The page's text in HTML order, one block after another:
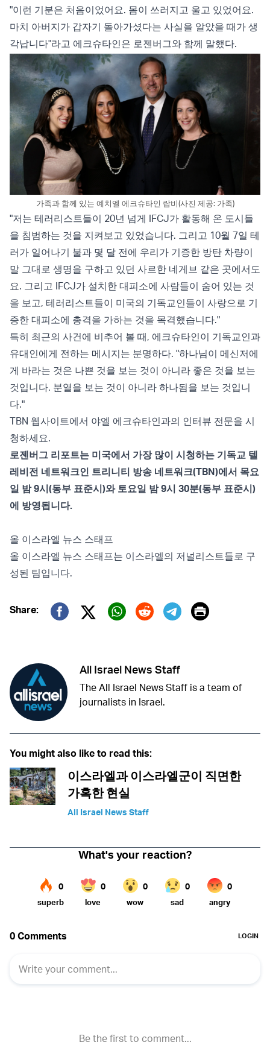
"이런 기분은 처음이었어요. 몸이 쓰러지고 울고 있었어요.
마치 아버지가 갑자기 돌아가셨다는 사실을 알았을 때가 생
각납니다"라고 에크슈타인은 로젠버그와 함께 말했다.
가족과 함께 있는 예치엘 에크슈타인 랍비(사진 제공: 가족)
"저는 테러리스트들이 20년 넘게 IFCJ가 활동해 온 도시들
을 침범하는 것을 지켜보고 있었습니다. 그리고 10월 7일 테
러가 일어나기 불과 몇 달 전에 우리가 기증한 방탄 차량이
말 그대로 생명을 구하고 있던 사르한 네게브 같은 곳에서도
요. 그리고 IFCJ가 설치한 대피소에 사람들이 숨어 있는 것
을 보고, 테러리스트들이 미국의 기독교인들이 사랑으로 기
증한 대피소에 총격을 가하는 것을 목격했습니다."
특히 최근의 사건에 비추어 볼 때, 에크슈타인이 기독교인과
유대인에게 전하는 메시지는 분명하다. "하나님이 메신저에
게 바라는 것은 나쁜 것을 보는 것이 아니라 좋은 것을 보는
것입니다. 분열을 보는 것이 아니라 하나됨을 보는 것입니
다."
TBN 웹사이트에서 야엘 에크슈타인과의 인터뷰 전문을 시
청하세요.
로젠버그 리포트는 미국에서 가장 많이 시청하는 기독교 텔
레비전 네트워크인 트리니티 방송 네트워크(TBN)에서 목요
일 밤 9시(동부 표준시)와 토요일 밤 9시 30분(동부 표준시)
에 방영됩니다.
올 이스라엘 뉴스 스태프
올 이스라엘 뉴스 스태프는 이스라엘의 저널리스트들로 구
성된 팀입니다.
Share:
Twitter (X)
Print
All Israel News Staff
The All Israel News Staff is a team of
journalists in Israel.
You might also like to read this:
이스라엘과 이스라엘군이 직면한
가혹한 현실
All Israel News Staff